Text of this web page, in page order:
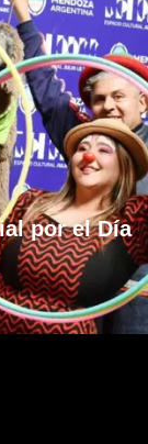
por el Día